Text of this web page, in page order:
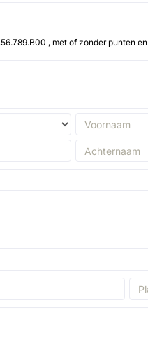
, met of zonder punten en spaties.